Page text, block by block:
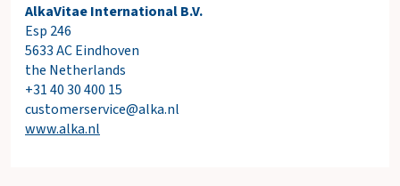
AlkaVitae International B.V.
Esp 246
5633 AC Eindhoven
the Netherlands
+31 40 30 400 15
customerservice@alka.nl
www.alka.nl